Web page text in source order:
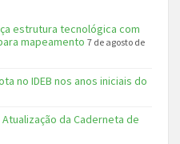
estrutura tecnológica com
mapeamento 7 de agosto de
no IDEB nos anos iniciais do
da Caderneta de